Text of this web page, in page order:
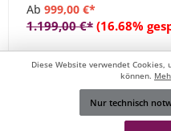
Ab 999,00 €*
1.199,00 €* (16.68%
Zum
Werkzeugleiste anzeigen
Diese Website verwendet Cookies,
können.
Nur technisch